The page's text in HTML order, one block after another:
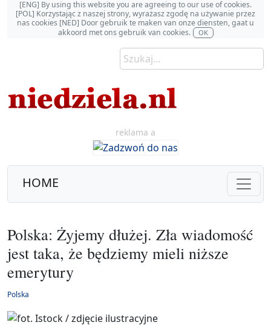
[ENG] By using this website you are agreeing to our use of cookies.
[POL] Korzystając z naszej strony, wyrażasz zgodę na używanie przez
nas cookies [NED] Door gebruik te maken van onze diensten, gaat u
akkoord met ons gebruik van cookies.
OK
reklama a
HOME
Polska: Żyjemy dłużej. Zła wiadomość
jest taka, że będziemy mieli niższe
emerytury
Polska